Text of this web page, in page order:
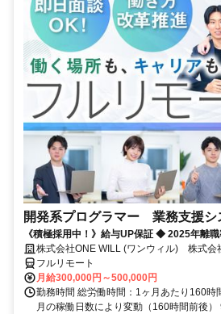
開発系プログラマー 業務支援シ
《積極採用中！》給与UP保証 ◆ 2025年離
◆ 平均残業7時間！
株式会社ONE WILL (ワンウィル) 株式会
フルリモート
月給300,000円～500,000円
勤務時間 総労働時間：1ヶ月あたり160時
月の稼働日数により変動（160時間前後